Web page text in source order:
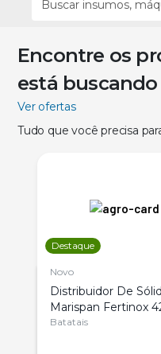
Encontre os
está buscando
Ver ofertas
Tudo que você precisa
Destaque
Novo
Distribuidor De
Marispan Fertinox
Citrus
Batatais